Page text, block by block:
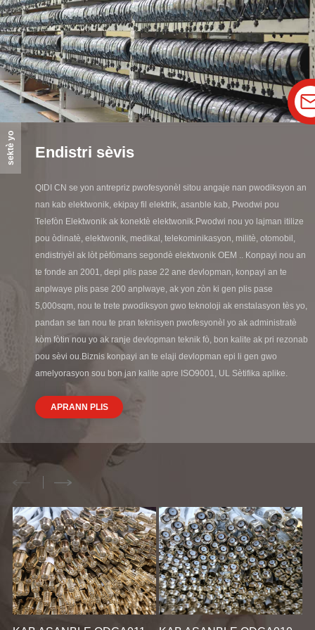
sektè yo Endistri sèvis
QIDI CN se yon antrepriz pwofesyonèl sitou angaje nan pwodiksyon an
nan kab elektwonik, ekipay fil elektrik, asanble kab, Pwodwi pou
Telefòn Elektwonik ak konektè elektwonik.Pwodwi nou yo lajman itilize
pou òdinatè, elektwonik, medikal, telekominikasyon, militè, otomobil,
endistriyèl ak lòt pèfòmans segondè elektwonik OEM .. Konpayi nou an
te fonde an 2001, depi plis pase 22 ane devlopman, konpayi an te
anplwaye plis pase 200 anplwaye, ak yon zòn ki gen plis pase
5,000sqm, nou te trete pwodiksyon gwo teknoloji ak enstalasyon tès yo,
pandan se tan nou te pran teknisyen pwofesyonèl yo ak administratè
kòm fòtin nou yo ak ranje devlopman teknik fò, bon kalite ak pri rezonab
pou sèvi ou.Biznis konpayi an te elaji devlopman epi li gen gwo
amelyorasyon sou bon jan kalite apre ISO9001, UL Sètifika aplike.
APRANN PLIS